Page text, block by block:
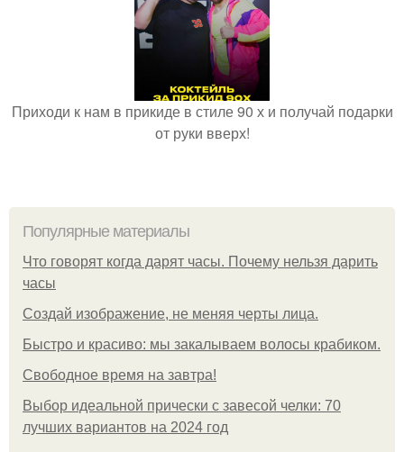
Приходи к нам в прикиде в стиле 90 х и получай подарки
от руки вверх!
Популярные материалы
Что говорят когда дарят часы. Почему нельзя дарить
часы
Создай изображение, не меняя черты лица.
Быстро и красиво: мы закалываем волосы крабиком.
Свободное время на завтра!
Выбор идеальной прически с завесой челки: 70
лучших вариантов на 2024 год